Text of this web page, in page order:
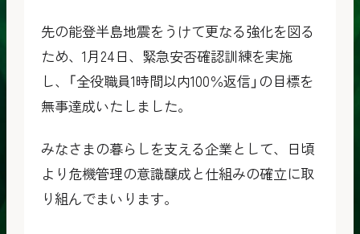
先の能登半島地震をうけて更なる強化を図る
ため、1月24日、緊急安否確認訓練を実施
し、「全役職員1時間以内100％返信」の目標を
無事達成いたしました。
みなさまの暮らしを支える企業として、日頃
より危機管理の意識醸成と仕組みの確立に取
り組んでまいります。